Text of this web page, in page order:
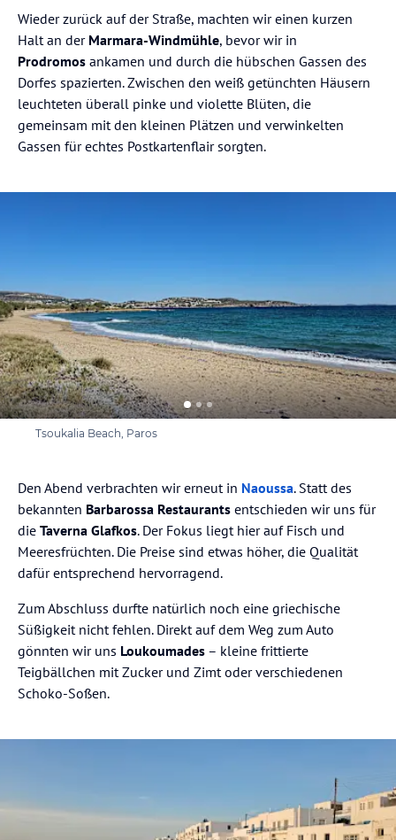
Wieder zurück auf der Straße, machten wir einen kurzen
Halt an der Marmara-Windmühle, bevor wir in
Prodromos ankamen und durch die hübschen Gassen des
Dorfes spazierten. Zwischen den weiß getünchten Häusern
leuchteten überall pinke und violette Blüten, die
gemeinsam mit den kleinen Plätzen und verwinkelten
Gassen für echtes Postkartenflair sorgten.
Tsoukalia Beach, Paros
Den Abend verbrachten wir erneut in Naoussa. Statt des
bekannten Barbarossa Restaurants entschieden wir uns für
die Taverna Glafkos. Der Fokus liegt hier auf Fisch und
Meeresfrüchten. Die Preise sind etwas höher, die Qualität
dafür entsprechend hervorragend.
Zum Abschluss durfte natürlich noch eine griechische
Süßigkeit nicht fehlen. Direkt auf dem Weg zum Auto
gönnten wir uns Loukoumades – kleine frittierte
Teigbällchen mit Zucker und Zimt oder verschiedenen
Schoko-Soßen.